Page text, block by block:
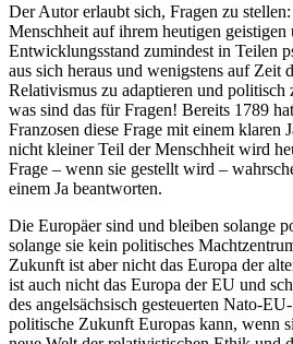
Der Autor erlaubt sich, Fragen zu
Menschheit auf ihrem heutigen
Entwicklungsstand zumindest in Teilen
aus sich heraus und wenigstens auf Zeit
Relativismus zu adaptieren und politisch
was sind das für Fragen! Bereits 1789
Franzosen diese Frage mit einem klaren
nicht kleiner Teil der Menschheit wird
Frage – wenn sie gestellt wird –
einem Ja beantworten.
Die Europäer sind und bleiben solange
solange sie kein politisches
Zukunft ist aber nicht das Europa der
ist auch nicht das Europa der EU und
des angelsächsisch gesteuerten Nato-
politische Zukunft Europas kann, wenn